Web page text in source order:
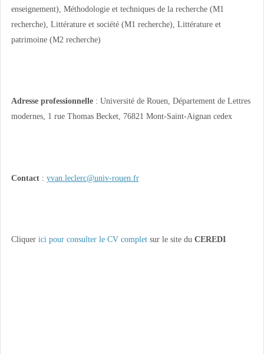
enseignement), Méthodologie et techniques de la recherche (M1
recherche), Littérature et société (M1 recherche), Littérature et
patrimoine (M2 recherche)
Adresse professionnelle : Université de Rouen, Département de Lettres
modernes, 1 rue Thomas Becket, 76821 Mont-Saint-Aignan cedex
Contact : yvan.leclerc@univ-rouen.fr
Cliquer ici pour consulter le CV completsur le site duCEREDI